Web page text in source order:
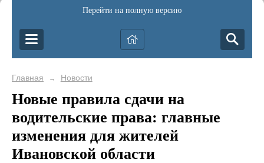
Перейти на полную версию
Главная → Новости
Новые правила сдачи на
водительские права: главные
изменения для жителей
Ивановской области